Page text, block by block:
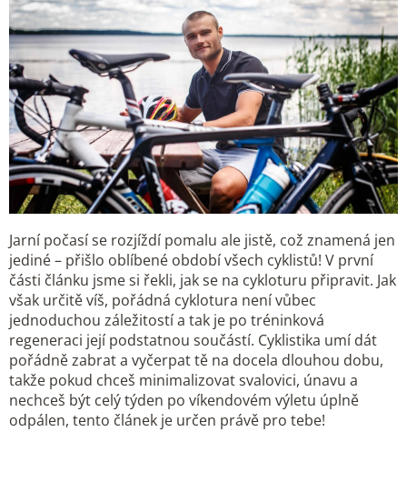
Jarní počasí se rozjíždí pomalu ale jistě, což znamená jen
jediné – přišlo oblíbené období všech cyklistů! V první
části článku jsme si řekli, jak se na cykloturu připravit. Jak
však určitě víš, pořádná cyklotura není vůbec
jednoduchou záležitostí a tak je po tréninková
regeneraci její podstatnou součástí. Cyklistika umí dát
pořádně zabrat a vyčerpat tě na docela dlouhou dobu,
takže pokud chceš minimalizovat svalovici, únavu a
nechceš být celý týden po víkendovém výletu úplně
odpálen, tento článek je určen právě pro tebe!